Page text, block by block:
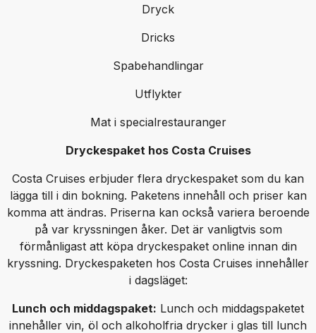
Dryck
Dricks
Spabehandlingar
Utflykter
Mat i specialrestauranger
Dryckespaket hos Costa Cruises
Costa Cruises erbjuder flera dryckespaket som du kan
lägga till i din bokning. Paketens innehåll och priser kan
komma att ändras. Priserna kan också variera beroende
på var kryssningen åker. Det är vanligtvis som
förmånligast att köpa dryckespaket online innan din
kryssning. Dryckespaketen hos Costa Cruises innehåller
i dagsläget:
Lunch och middagspaket: Lunch och middagspaketet
innehåller vin, öl och alkoholfria drycker i glas till lunch